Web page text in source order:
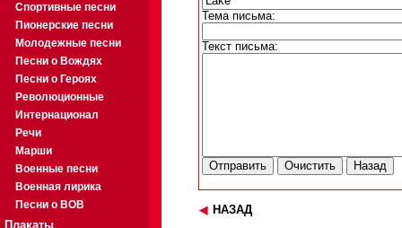
Спортивные песни
Пионерские песни
Молодежные песни
Песни о Вождях
Песни о Героях
Революционные
Интернационал
Речи
Марши
Военные песни
Военная лирика
Песни о ВОВ
Плакаты
Тема письма:
Текст письма:
НАЗАД